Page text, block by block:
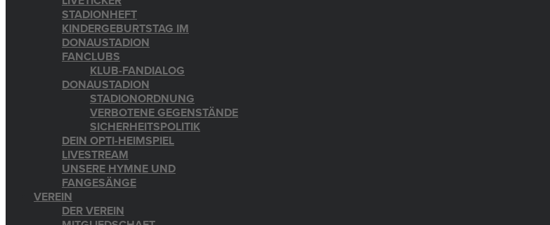
STADIONHEFT
KINDERGEBURTSTAG IM
DONAUSTADION
FANCLUBS
KLUB-FANDIALOG
DONAUSTADION
STADIONORDNUNG
VERBOTENE GEGENSTÄNDE
SICHERHEITSPOLITIK
DEIN OPTI-HEIMSPIEL
LIVESTREAM
UNSERE HYMNE UND
FANGESÄNGE
VEREIN
DER VEREIN